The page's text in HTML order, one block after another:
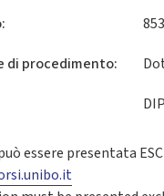
di procedimento:
essere presentata